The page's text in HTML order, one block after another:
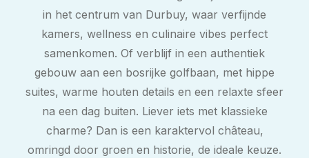
in het centrum van Durbuy, waar verfijnde
kamers, wellness en culinaire vibes perfect
samenkomen. Of verblijf in een authentiek
gebouw aan een bosrijke golfbaan, met hippe
suites, warme houten details en een relaxte sfeer
na een dag buiten. Liever iets met klassieke
charme? Dan is een karaktervol château,
omringd door groen en historie, de ideale keuze.